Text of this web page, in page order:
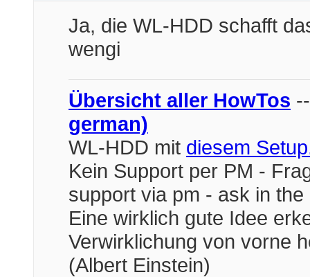
Ja, die WL-HDD schafft
wengi
Übersicht aller HowTos
german)
WL-HDD mit diesem
Kein Support per PM -
support via pm - ask in
Eine wirklich gute Idee
Verwirklichung von vorne
(Albert Einstein)